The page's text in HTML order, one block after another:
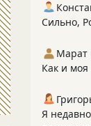
Сильно,
Марат
Как и
Я